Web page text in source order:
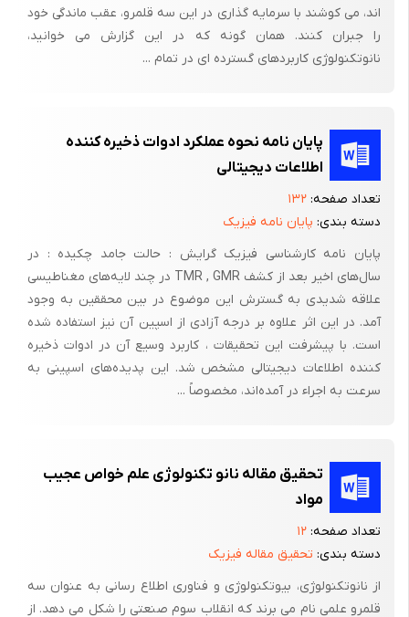
سوالات تحقیق:
آیا نانومدیا ازوسائل ارتباط جمعی می باشد؟
تأثیر نانومدیا درمشارکت های اجتماعی وفعالیت های اجتماعی چگونه
است؟
تأثیر نانومدیا در مشارکت های سیاسی وفعالیت های سیاسی چگونه
است؟
چه رابطه ای میان نانومدیا وفرهنگ وجود دارد؟
آیا بین نوع ارتباطات اجتماعی وبه کارگیری نانومدیا رابطه وجود دارد؟
چه رابطه ای بین نانومدیا وجامعه نظارتی وجود دارد؟
نانومدیا و سایبرنتیک چه رابطه ای دارند؟
آیا بین دسترس به نانومدیا وگسترش جامعه اطلاعاتی رابطه وجود
نقش نانومدیا در ایجاد فضای مجازی( سایبر اسپیس) چیست؟
آیا بین احساس رضایت وخشنودی وبکارگیری نانومدیا رابطه وجود
فصل دوم
یافته های تحقیق
اند، می کوشند با سرمایه گذاری در این سه قلمرو، عقب ماندگی خود
را جبران کنند. همان گونه که در این گزارش می خوانید،
نانوتکنولوژی کاربردهای گسترده ای در تمام ...
پایان نامه نحوه عملکرد ادوات ذخیره کننده
اطلاعات دیجیتالی
تعداد صفحه: ۱۳۲
دسته بندی: پایان نامه فیزیک
پایان نامه کارشناسی فیزیک گرایش : حالت جامد چکیده : در
سال‌های اخیر بعد از کشف TMR , GMR در چند لایه‌های مغناطیسی
علاقه شدیدی به گسترش این موضوع در بین محققین به وجود
آمد. در این اثر علاوه بر درجه آزادی از اسپین آن نیز استفاده شده
است. با پیشرفت این تحقیقات ، کاربرد وسیع آن در ادوات ذخیره
کننده اطلاعات دیجیتالی مشخص شد. این پدیده‌های اسپینی به
سرعت به اجراء در آمده‌اند، مخصوصاً ...
تحقیق مقاله نانو تکنولوژی علم خواص عجیب
مواد
تعداد صفحه: ۱۲
دسته بندی: تحقیق مقاله فیزیک
از نانوتکنولوژی، بیوتکنولوژی و فناوری اطلاع رسانی به عنوان سه
قلمرو علمی نام می برند که انقلاب سوم صنعتی را شکل می دهد. از